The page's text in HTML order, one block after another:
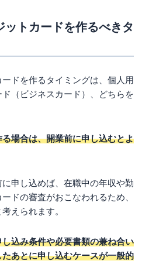
ットカードを作るべきタ
ドを作るタイミングは、個人用
（ビジネスカード）、どちらを
場合は、開業前に申し込むとよ
申し込めば、在職中の年収や勤
ドの審査がおこなわれるため、
えられます。
込み条件や必要書類の兼ね合い
あとに申し込むケースが一般的